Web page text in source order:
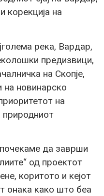
корекција на
река, Вардар,
предизвици,
на Скопје,
на новинарско
на
природниот
да заврши
од проектот
коритото и кејот
онака како што беа